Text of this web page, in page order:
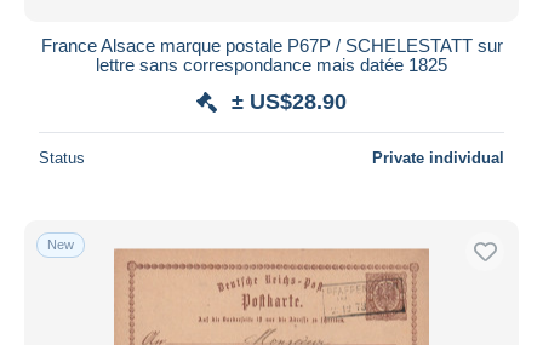
France Alsace marque postale P67P / SCHELESTATT sur
lettre sans correspondance mais datée 1825
± US$28.90
Status Private individual
New